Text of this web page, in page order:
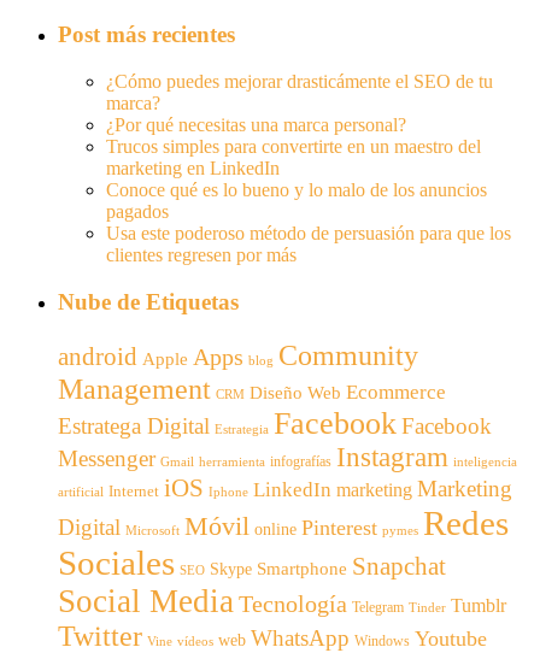
Post más recientes
¿Cómo puedes mejorar drasticámente el SEO de tu
marca?
¿Por qué necesitas una marca personal?
Trucos simples para convertirte en un maestro del
marketing en LinkedIn
Conoce qué es lo bueno y lo malo de los anuncios
pagados
Usa este poderoso método de persuasión para que los
clientes regresen por más
Nube de Etiquetas
android Apple Apps blog Community
Management CRM Diseño Web Ecommerce
Estratega Digital Estrategia FacebookFacebook
Messenger Gmail herramienta infografías Instagram inteligencia
artificial Internet iOS Iphone LinkedIn marketing Marketing
Digital Microsoft Móvil online Pinterest pymes Redes
Sociales SEO Skype Smartphone Snapchat
Social Media Tecnología Telegram Tinder Tumblr
Twitter Vine vídeos web WhatsApp Windows Youtube